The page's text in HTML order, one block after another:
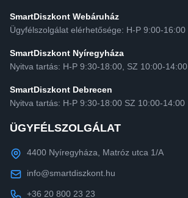
SmartDiszkont Webáruház
Ügyfélszolgálat elérhetősége: H-P 9:00-16:00
SmartDiszkont Nyíregyháza
Nyitva tartás: H-P 9:30-18:00, SZ 10:00-14:00
SmartDiszkont Debrecen
Nyitva tartás: H-P 9:30-18:00 SZ 10:00-14:00
ÜGYFÉLSZOLGÁLAT
4400 Nyíregyháza, Matróz utca 1/A
info@smartdiszkont.hu
+36 20 800 23 23